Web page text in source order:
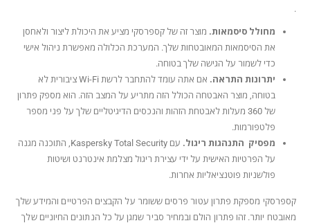
.
מחולל סיסמאות. מוצר זה של קספרסקי מציע את היכולת ליצור ולאחסן
את הסיסמאות המאובטחות שלך. המערכת הכלולה מאפשרת ניהול אישי
כדי לשמור על הגישה שלך בטוחה.
יתרונות התראה.
אם אתה עומד להתחבר לרשת Wi-Fi ציבורית לא
בטוחה, מוצר האבטחה הכולל הזה מתריע על המצב הזה. הוא מספק פתרון
של 360 מעלות לאבטחת הזהות והנכסים הדיגיטליים שלך על פני מספר
פלטפורמות.
מפסיק התנהגות ריגול.
עם Kaspersky Total Security, התוכנה מגנה
על הפרטיות האישית על ידי עצירת ריגול מצלמת אינטרנט ושיטות
פולשניות פוטנציאליות אחרות.
קספרסקי מספקת פתרון עטור פרסים ששומר על הקבצים הפרטיים והמידע שלך
מאובטח יותר. זהו פתרון הולם ובמחיר סביר שמגן על כל הנתונים החיוניים שלך